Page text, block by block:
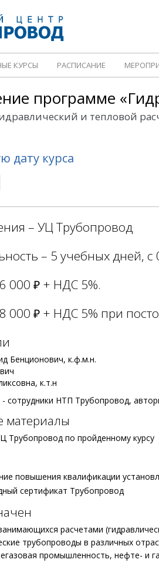
КУРСЫ РАСПИСАНИЕ
программе
и тепловой
дату курса
– УЦ Трубопровод
– 5 учебных дней, с
000 ₽ + НДС 5%.
000 ₽ + НДС 5% при
Бенционович, к.ф.м.н.
к.т.н
сотрудники НТП Трубопровод,
материалы
Трубопровод по пройденному курсу
повышения квалификации
сертификат Трубопровод
расчетами
трубопроводы в различных
промышленность, нефте- и